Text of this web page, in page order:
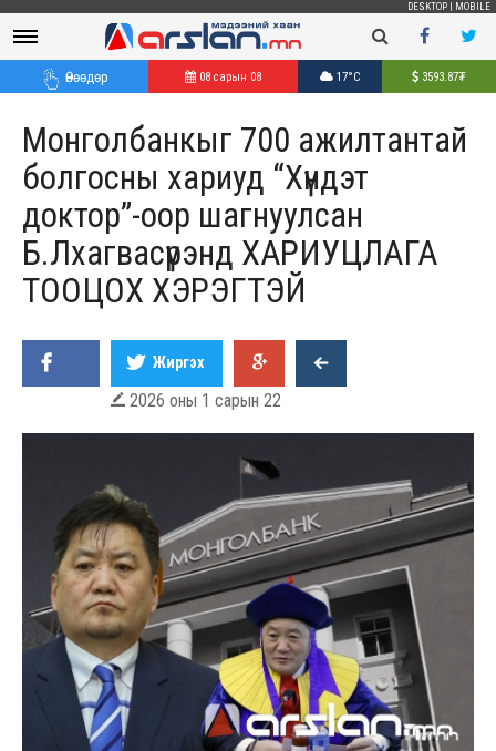
DESKTOP MOBILE
Өнөөдөр 08 сарын 08 17°C 3593.87₮
Монголбанкыг 700 ажилтантай
болгосны хариуд “Хүндэт
доктор”-оор шагнуулсан
Б.Лхагвасүрэнд ХАРИУЦЛАГА
ТООЦОХ ХЭРЭГТЭЙ
Жиргэх
 2026 оны 1 сарын 22